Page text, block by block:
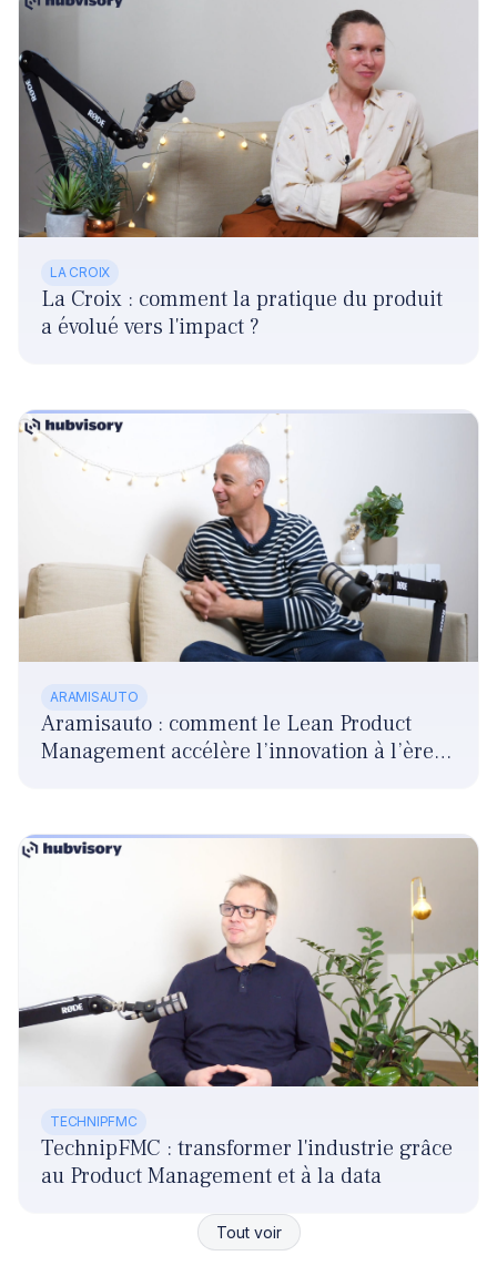
Tout voir
LA CROIX
La Croix : comment la pratique du produit
a évolué vers l'impact ?
ARAMISAUTO
Aramisauto : comment le Lean Product
Management accélère l’innovation à l’ère
TECHNIPFMC
TechnipFMC : transformer l'industrie grâce
au Product Management et à la data